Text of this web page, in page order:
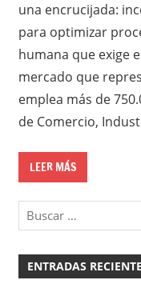
una encrucijada:
para optimizar
humana que exige
mercado que
emplea más de
de Comercio,
LEER MÁS
ENTRADAS